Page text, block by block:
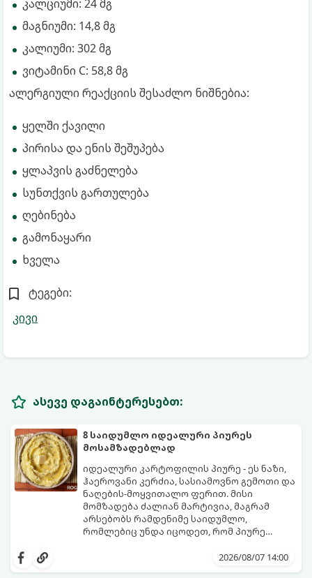
კალციუმი: 24 მგ
მაგნიუმი: 14,8 მგ
კალიუმი: 302 მგ
ვიტამინი C: 58,8 მგ
ალერგიული რეაქციის შესაძლო ნიშნებია:
ყელში ქავილი
პირისა და ენის შეშუპება
ყლაპვის გაძნელება
სუნთქვის გართულება
ღებინება
გამონაყარი
ხველა
ტეგები:
კივი
ასევე დაგაინტერესებთ:
8 საიდუმლო იდეალური პიურეს
მოსამზადებლად
იდეალური კარტოფილის პიურე - ეს ნაზი,
ჰაეროვანი კერძია, სასიამოვნო გემოთი და
ნაღების-მოყვითალო ფერით. მისი
მომზადება ძალიან მარტივია, მაგრამ
არსებობს რამდენიმე საიდუმლო,
რომლებიც უნდა იცოდეთ, რომ პიურე
2026/08/07 14:00